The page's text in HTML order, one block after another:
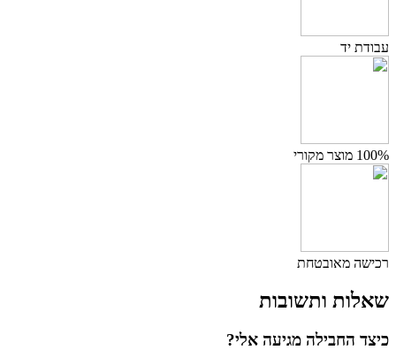
עבודת יד
100% מוצר מקורי
רכישה מאובטחת
שאלות ותשובות
כיצד החבילה מגיעה אלי?